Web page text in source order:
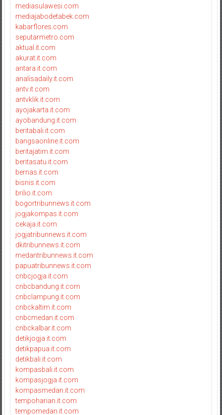
mediasulawesi.com
mediajabodetabek.com
kabarflores.com
seputarmetro.com
aktual.it.com
akurat.it.com
antara.it.com
analisadaily.it.com
antv.it.com
antvklik.it.com
ayojakarta.it.com
ayobandung.it.com
beritabali.it.com
bangsaonline.it.com
beritajatim.it.com
beritasatu.it.com
bernas.it.com
bisnis.it.com
brilio.it.com
bogortribunnews.it.com
jogjakompas.it.com
cekaja.it.com
jogjatribunnews.it.com
dkitribunnews.it.com
medantribunnews.it.com
papuatribunnews.it.com
cnbcjogja.it.com
cnbcbandung.it.com
cnbclampung.it.com
cnbckaltim.it.com
cnbcmedan.it.com
cnbckalbar.it.com
detikjogja.it.com
detikpapua.it.com
detikbali.it.com
kompasbali.it.com
kompasjogja.it.com
kompasmedan.it.com
tempoharian.it.com
tempomedan.it.com